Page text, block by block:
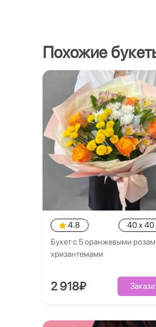
Похожие
4.8
40 x 40
Букет с 5 оранжевыми
хризантемами
2 918₽